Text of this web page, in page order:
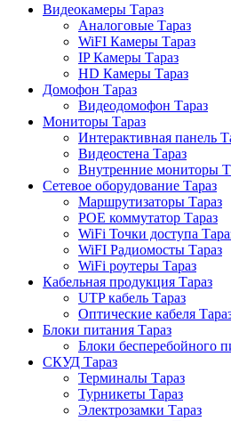
Видеокамеры Тараз
Аналоговые Тараз
WiFI Камеры Тараз
IP Камеры Тараз
HD Камеры Тараз
Домофон Тараз
Видеодомофон Тараз
Мониторы Тараз
Интерактивная панель
Видеостена Тараз
Внутренние мониторы
Сетевое оборудование Тараз
Маршрутизаторы Тараз
POE коммутатор Тараз
WiFi Точки доступа
WiFI Радиомосты Тараз
WiFi роутеры Тараз
Кабельная продукция Тараз
UTP кабель Тараз
Оптические кабеля
Блоки питания Тараз
Блоки бесперебойного
СКУД Тараз
Терминалы Тараз
Турникеты Тараз
Электрозамки Тараз